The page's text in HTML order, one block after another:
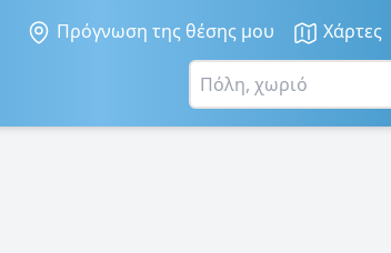
Πρόγνωση της θέσης μου Χάρτες